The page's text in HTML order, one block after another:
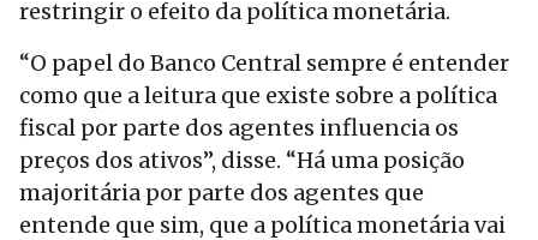
restringir o efeito da política monetária.
“O papel do Banco Central sempre é entender
como que a leitura que existe sobre a política
fiscal por parte dos agentes influencia os
preços dos ativos”, disse. “Há uma posição
majoritária por parte dos agentes que
entende que sim, que a política monetária vai